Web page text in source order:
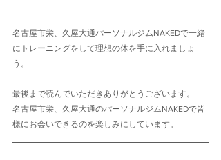
名古屋市栄、久屋大通パーソナルジムNAKEDで一緒
にトレーニングをして理想の体を手に入れましょ
う。
最後まで読んでいただきありがとうございます。
名古屋市栄、久屋大通のパーソナルジムNAKEDで皆
様にお会いできるのを楽しみにしています。